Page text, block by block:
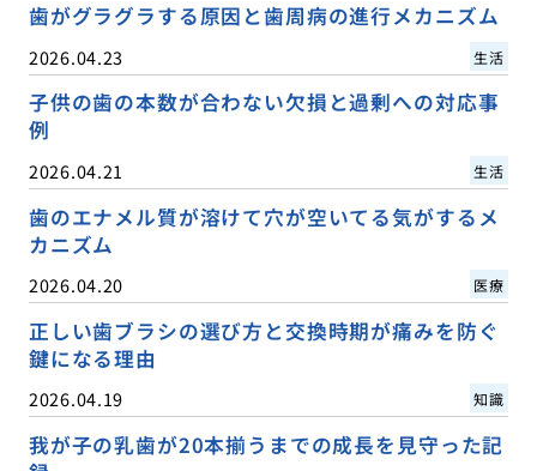
歯がグラグラする原因と歯周病の進行メカニズム
2026.04.23 生活
子供の歯の本数が合わない欠損と過剰への対応事
例
2026.04.21 生活
歯のエナメル質が溶けて穴が空いてる気がするメ
カニズム
2026.04.20 医療
正しい歯ブラシの選び方と交換時期が痛みを防ぐ
鍵になる理由
2026.04.19 知識
我が子の乳歯が20本揃うまでの成長を見守った記